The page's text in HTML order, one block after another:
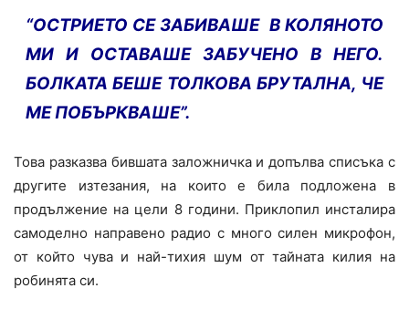
“ОСТРИЕТО СЕ ЗАБИВАШЕ В КОЛЯНОТО
МИ И ОСТАВАШЕ ЗАБУЧЕНО В НЕГО.
БОЛКАТА БЕШЕ ТОЛКОВА БРУТАЛНА, ЧЕ
МЕ ПОБЪРКВАШЕ”.
Това разказва бившата заложничка и допълва списъка с
другите изтезания, на които е била подложена в
продължение на цели 8 години. Приклопил инсталира
самоделно направено радио с много силен микрофон,
от който чува и най-тихия шум от тайната килия на
робинята си.